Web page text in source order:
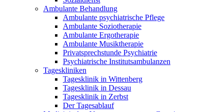
Ambulante Behandlung
Ambulante psychiatrische Pflege
Ambulante Soziotherapie
Ambulante Ergotherapie
Ambulante Musiktherapie
Privatsprechstunde Psychiatrie
Psychiatrische Institutsambulanzen
Tageskliniken
Tagesklinik in Wittenberg
Tagesklinik in Dessau
Tagesklinik in Zerbst
Der Tagesablauf